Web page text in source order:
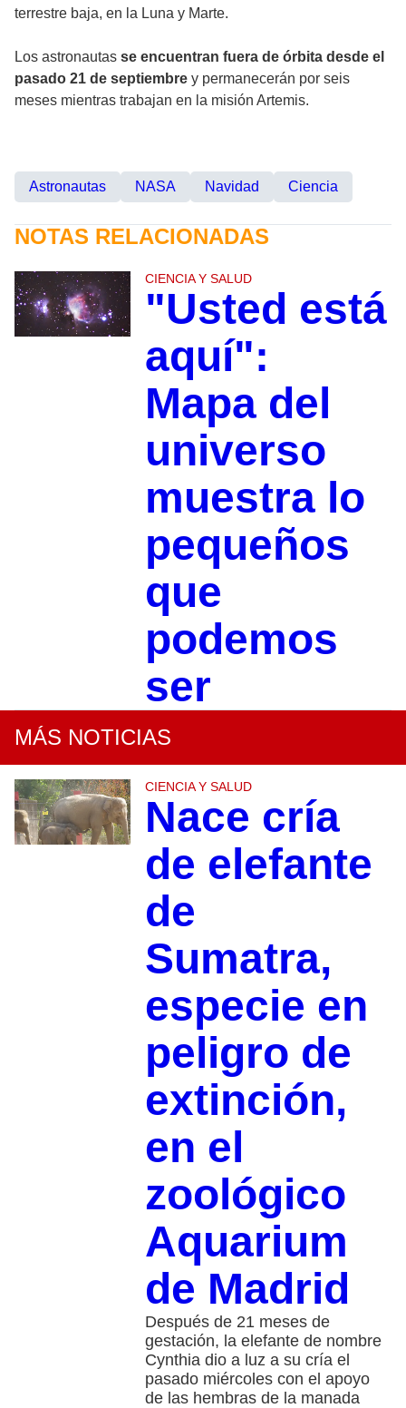
terrestre baja, en la Luna y Marte.
Los astronautas se encuentran fuera de órbita desde el
pasado 21 de septiembre y permanecerán por seis
meses mientras trabajan en la misión Artemis.
Astronautas NASA Navidad Ciencia
NOTAS RELACIONADAS
CIENCIA Y SALUD
"Usted está
aquí":
Mapa del
universo
muestra lo
pequeños
que
podemos
ser
MÁS NOTICIAS
CIENCIA Y SALUD
Nace cría
de elefante
de
Sumatra,
especie en
peligro de
extinción,
en el
zoológico
Aquarium
de Madrid
Después de 21 meses de
gestación, la elefante de nombre
Cynthia dio a luz a su cría el
pasado miércoles con el apoyo
de las hembras de la manada